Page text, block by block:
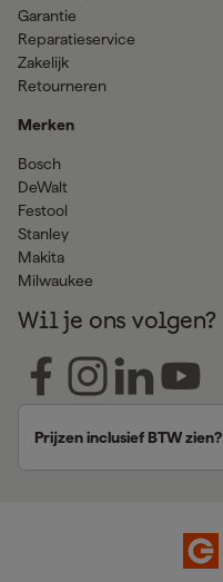
Garantie
Reparatieservice
Zakelijk
Retourneren
Merken
Bosch
DeWalt
Festool
Stanley
Makita
Milwaukee
Wil je ons volgen?
Prijzen inclusief BTW zien?